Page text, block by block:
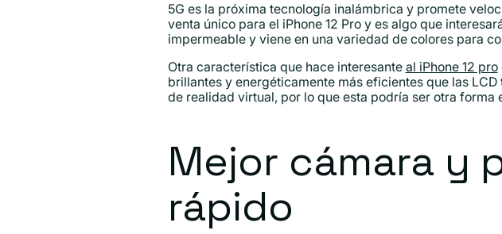
5G es la próxima tecnología inalámbrica y promete
venta único para el iPhone 12 Pro y es algo que
impermeable y viene en una variedad de colores para
Otra característica que hace interesante al iPhone 12 pro
brillantes y energéticamente más eficientes que las
de realidad virtual, por lo que esta podría ser otra
Mejor cámara y
rápido